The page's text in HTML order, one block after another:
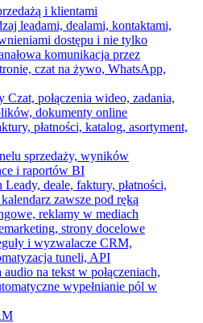
i klientami
leadami, dealami, kontaktami,
dostępu i nie tylko
komunikacja przez
czat na żywo, WhatsApp,
Czat, połączenia wideo, zadania,
dokumenty online
płatności, katalog, asortyment,
sprzedaży, wyników
i raportów BI
Leady, deale, faktury, płatności,
zawsze pod ręką
reklamy w mediach
strony docelowe
i wyzwalacze CRM,
tuneli, API
na tekst w połączeniach,
wypełnianie pól w